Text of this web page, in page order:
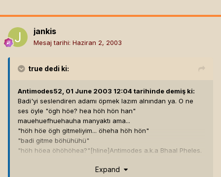
jankis
Mesaj tarihi: Haziran 2, 2003
true dedi ki:
Antimodes52, 01 June 2003 12:04 tarihinde demiş ki:
Badi'yi seslendiren adamı öpmek lazım alnından ya. O ne
ses öyle "ögh höe? hea höh hön han"
mauehuefhuehauha manyaktı ama...
"höh höe ögh gitmeliyim... öheha höh hön"
"badi gitme böhühühü"
"höh höea öhöhöhea?"[hline]Antimodes a.k.a Bhaal Pheles.
Expand